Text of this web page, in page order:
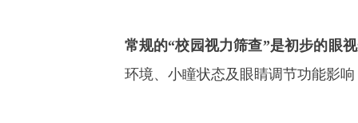
常规的“校园视力筛查”是初步的眼
环境、小瞳状态及眼睛调节功能影